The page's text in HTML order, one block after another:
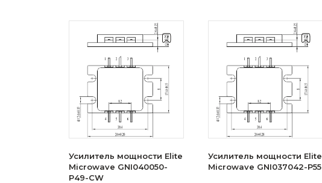
Усилитель мощности Elite
Microwave GNI040050-
P49-CW
Усилитель мощности Elite
Microwave GNI037042-P55